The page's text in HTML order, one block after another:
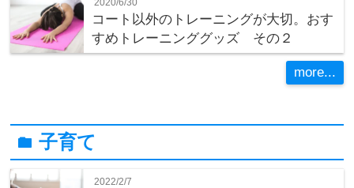
2020/6/30
コート以外のトレーニングが大切。おす
すめトレーニンググッズ その２
more...
folder子育て
2022/2/7